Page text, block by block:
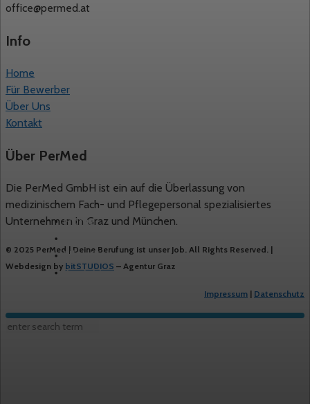
office@permed.at
Info
Home
Für Bewerber
Über Uns
Kontakt
Über PerMed
Die PerMed GmbH ist ein auf die Überlassung von
medizinischem Fach- und Pflegepersonal spezialisiertes
Unternehmen in Graz und München.
© 2025 PerMed | Deine Berufung ist unser Job. All Rights Reserved. |
Webdesign by bitSTUDIOS – Agentur Graz
Impressum | Datenschutz
Home
Über Uns
Kontakt